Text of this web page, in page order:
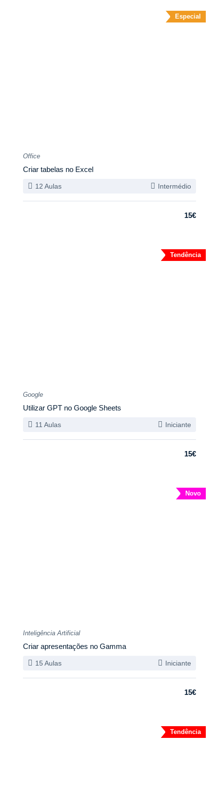
Especial
Office
Criar tabelas no Excel
12 Aulas Intermédio
15€
Tendência
Google
Utilizar GPT no Google Sheets
11 Aulas Iniciante
15€
Novo
Inteligência Artificial
Criar apresentações no Gamma
15 Aulas Iniciante
15€
Tendência